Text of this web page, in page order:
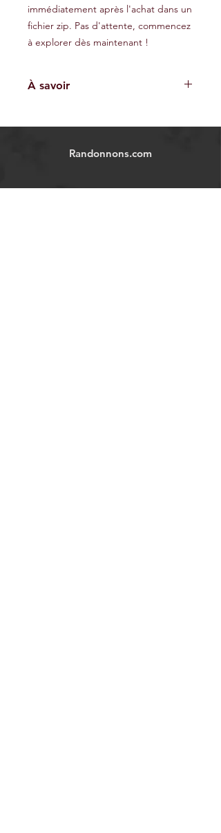
immédiatement après l'achat dans un
fichier zip. Pas d'attente, commencez
à explorer dès maintenant !
À savoir
indicatif et ne garantissent pas
utilisateur est responsable de sa
Randonnons.com